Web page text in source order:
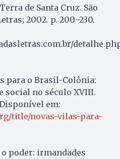
de Santa Cruz. São
2002. p. 200–230.
para o Brasil-Colônia:
social no século XVIII.
em:
title/novas-vilas-para-
o poder: irmandades